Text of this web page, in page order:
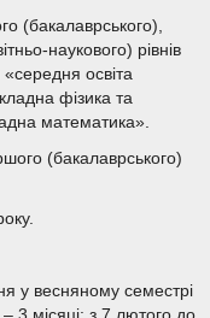
(бакалаврського),
наукового) рівнів
освіта
фізика та
математика».
(бакалаврського)
у весняному семестрі